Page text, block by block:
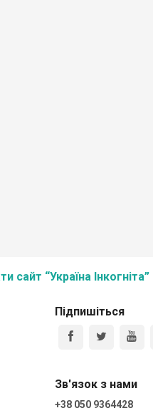
сайт “Україна Інкогніта”
Підпишіться
Зв'язок з нами
+38 050 9364428